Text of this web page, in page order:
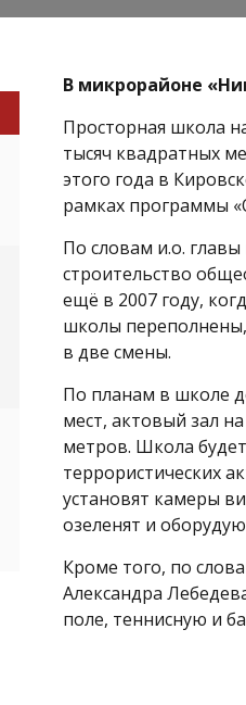
В микрорайоне
Просторная школа
тысяч квадратных
этого года в
рамках программы
По словам и.о.
строительство
ещё в 2007 году,
школы переполнены,
в две смены.
По планам в школе
мест, актовый зал
метров. Школа
террористических
установят камеры
озеленят и
Кроме того, по
Александра
поле, теннисную и